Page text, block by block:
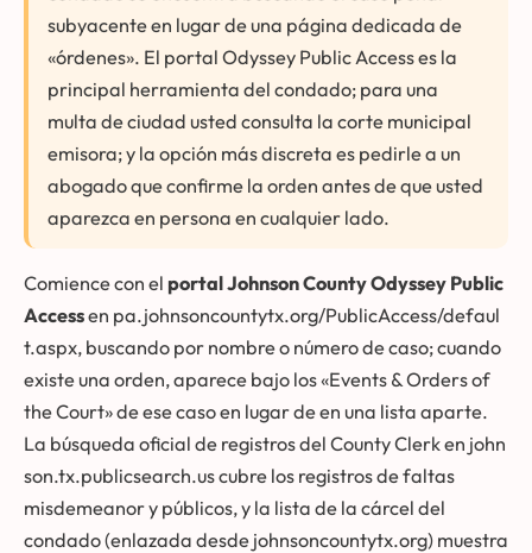
subyacente en lugar de una página dedicada de
«órdenes». El portal Odyssey Public Access es la
principal herramienta del condado; para una
multa de ciudad usted consulta la corte municipal
emisora; y la opción más discreta es pedirle a un
abogado que confirme la orden antes de que usted
aparezca en persona en cualquier lado.
Comience con el portal Johnson County Odyssey Public
Accessen pa.johnsoncountytx.org/PublicAccess/defaul
t.aspx, buscando por nombre o número de caso; cuando
existe una orden, aparece bajo los «Events & Orders of
the Court» de ese caso en lugar de en una lista aparte.
La búsqueda oficial de registros del County Clerk en john
son.tx.publicsearch.uscubre los registros de faltas
misdemeanor y públicos, y la lista de la cárcel del
condado (enlazada desde johnsoncountytx.org) muestra